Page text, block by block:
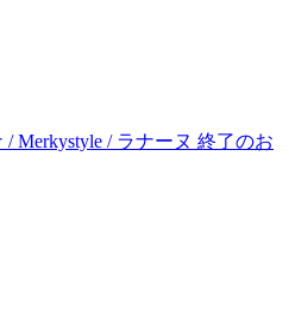
/ Merkystyle / ラナーヌ 終了のお